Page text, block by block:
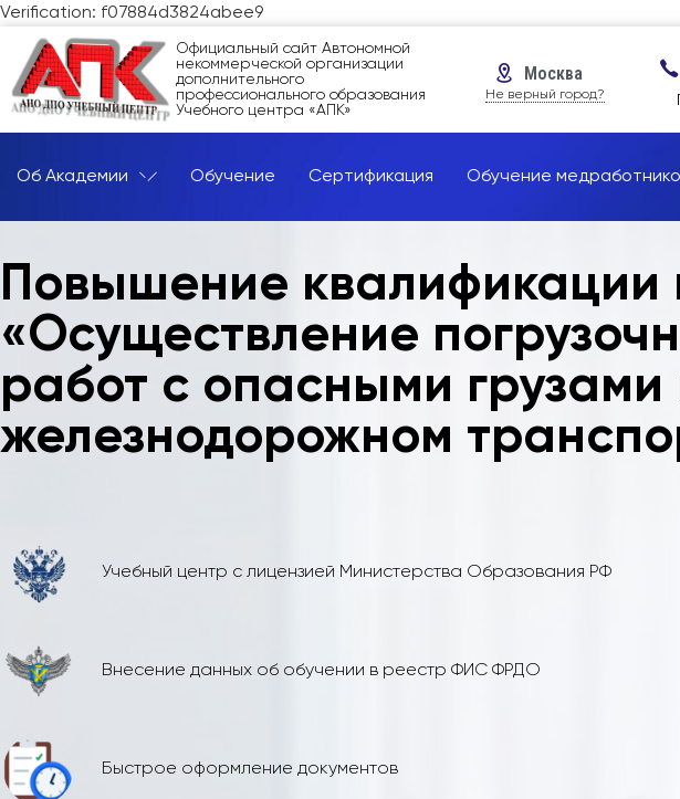
Verification: f07884d3824abee9
Официальный сайт Автономной
некоммерческой организации
дополнительного
профессионального образования
Учебного центра «АПК»
Москва
Не верный город?
Об Академии Обучение Сертификация Обучение
Повышение
«Осуществление
работ с опасными грузами
железнодорожном
Учебный центр с лицензией Министерства Образования РФ
Внесение данных об обучении в реестр ФИС ФРДО
Быстрое оформление документов